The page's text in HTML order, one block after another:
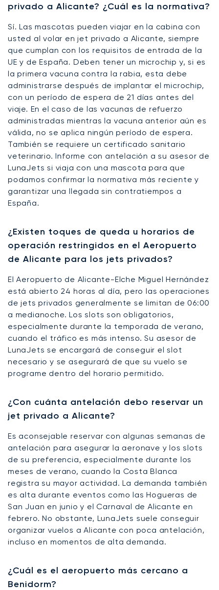
privado a Alicante? ¿Cuál es la normativa?
Sí. Las mascotas pueden viajar en la cabina con
usted al volar en jet privado a Alicante, siempre
que cumplan con los requisitos de entrada de la
UE y de España. Deben tener un microchip y, si es
la primera vacuna contra la rabia, esta debe
administrarse después de implantar el microchip,
con un período de espera de 21 días antes del
viaje. En el caso de las vacunas de refuerzo
administradas mientras la vacuna anterior aún es
válida, no se aplica ningún período de espera.
También se requiere un certificado sanitario
veterinario. Informe con antelación a su asesor de
LunaJets si viaja con una mascota para que
podamos confirmar la normativa más reciente y
garantizar una llegada sin contratiempos a
España.
¿Existen toques de queda u horarios de
operación restringidos en el Aeropuerto
de Alicante para los jets privados?
El Aeropuerto de Alicante-Elche Miguel Hernández
está abierto 24 horas al día, pero las operaciones
de jets privados generalmente se limitan de 06:00
a medianoche. Los slots son obligatorios,
especialmente durante la temporada de verano,
cuando el tráfico es más intenso. Su asesor de
LunaJets se encargará de conseguir el slot
necesario y se asegurará de que su vuelo se
programe dentro del horario permitido.
¿Con cuánta antelación debo reservar un
jet privado a Alicante?
Es aconsejable reservar con algunas semanas de
antelación para asegurar la aeronave y los slots
de su preferencia, especialmente durante los
meses de verano, cuando la Costa Blanca
registra su mayor actividad. La demanda también
es alta durante eventos como las Hogueras de
San Juan en junio y el Carnaval de Alicante en
febrero. No obstante, LunaJets suele conseguir
organizar vuelos a Alicante con poca antelación,
incluso en momentos de alta demanda.
¿Cuál es el aeropuerto más cercano a
Benidorm?